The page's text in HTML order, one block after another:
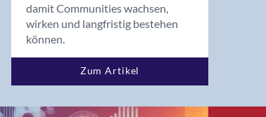
damit Communities wachsen,
wirken und langfristig bestehen
können.
Zum Artikel